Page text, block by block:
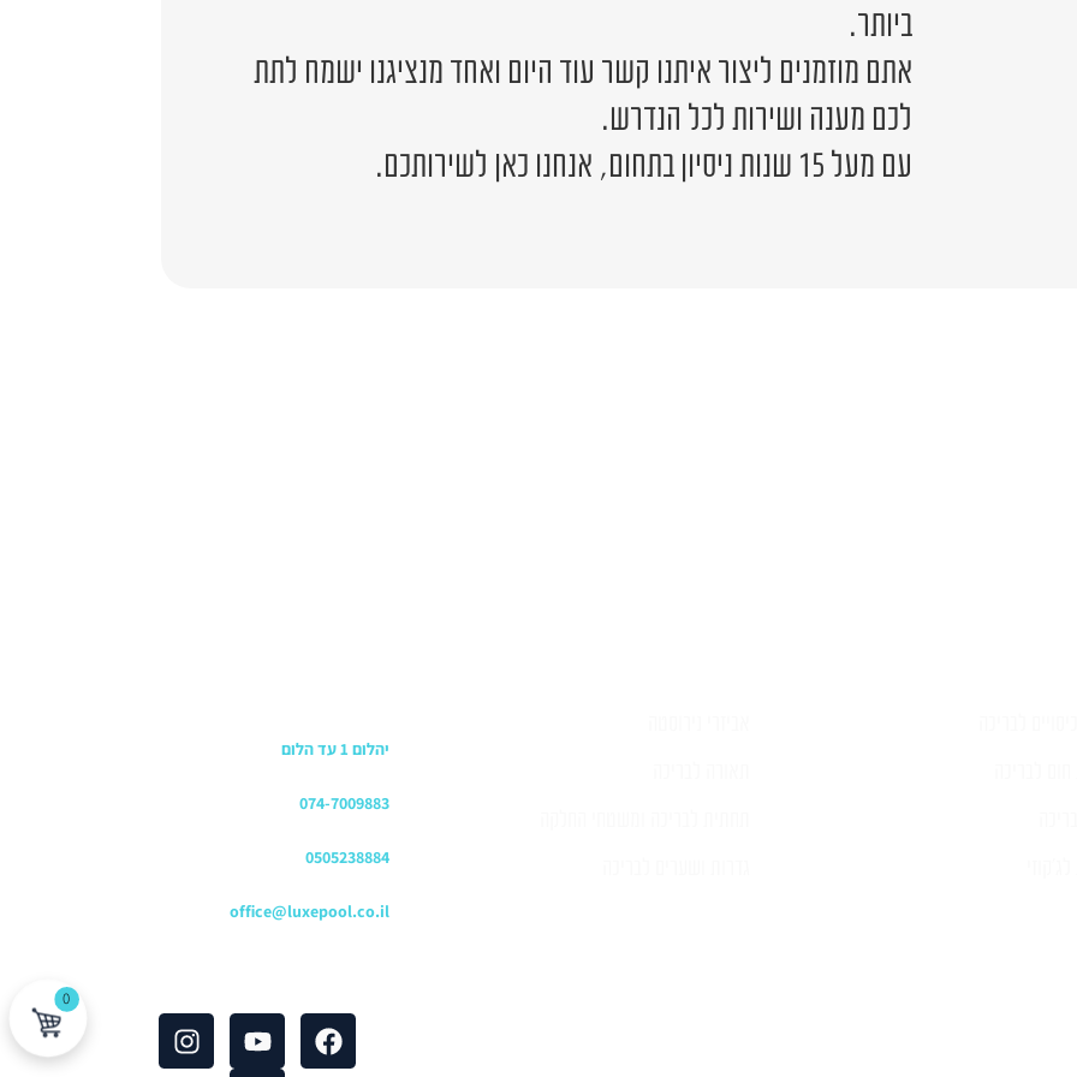
ביותר.
אתם מוזמנים ליצור איתנו קשר עוד היום ואחד מנציגנו ישמח לתת
לכם מענה ושירות לכל הנדרש.
עם מעל 15 שנות ניסיון בתחום, אנחנו כאן לשירותכם.
יהלום 1 עד הלום
074-7009883
0505238884
office@luxepool.co.il
0